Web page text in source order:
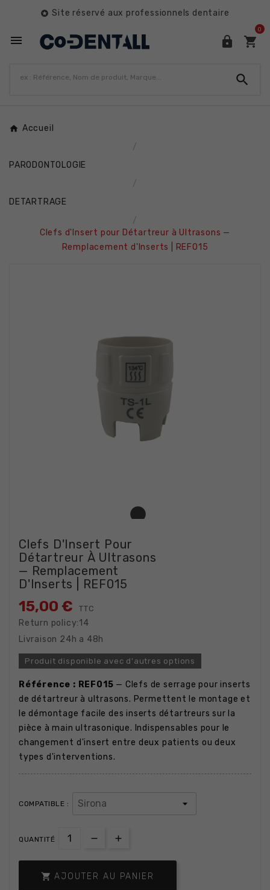
 Site réservé aux professionnels dentaire
  
0

Accueil
PARODONTOLOGIE
DETARTRAGE
Clefs d'Insert pour Détartreur à Ultrasons —
Remplacement d'Inserts | REF015
Clefs D'Insert Pour
Détartreur À Ultrasons
— Remplacement
D'Inserts | REF015
15,00 € TTC
Return policy:14
Livraison 24h a 48h
Produit disponible avec d'autres options
Référence : REF015 — Clefs de serrage pour inserts
de détartreur à ultrasons. Permettent le montage et
le démontage facile des inserts détartreurs sur la
pièce à main ultrasonique. Indispensables pour le
changement d'insert entre deux patients ou deux
types d'interventions.
COMPATIBLE :
QUANTITÉ
 AJOUTER AU PANIER